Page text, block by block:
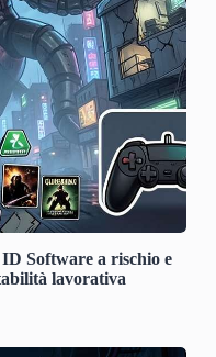
Software a rischio e
lavorativa